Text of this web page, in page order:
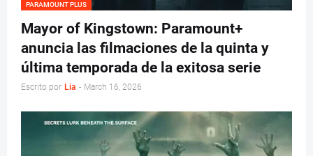
PARAMOUNT PLUS
Mayor of Kingstown: Paramount+
anuncia las filmaciones de la quinta y
última temporada de la exitosa serie
Escrito por Lia - March 16, 2026